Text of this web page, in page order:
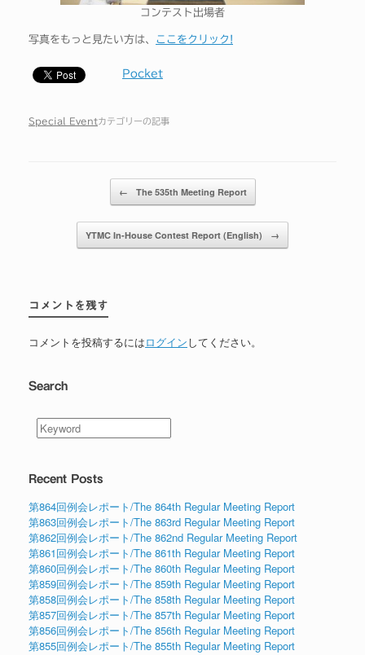
コンテスト出場者
写真をもっと見たい方は、 ここをクリック!
Pocket
Special Eventカテゴリーの記事
← The 535th Meeting Report
YTMC In-House Contest Report (English) →
コメントを残す
コメントを投稿するにはログインしてください。
Search
Recent Posts
第864回例会レポート/The 864th Regular Meeting Report
第863回例会レポート/The 863rd Regular Meeting Report
第862回例会レポート/The 862nd Regular Meeting Report
第861回例会レポート/The 861th Regular Meeting Report
第860回例会レポート/The 860th Regular Meeting Report
第859回例会レポート/The 859th Regular Meeting Report
第858回例会レポート/The 858th Regular Meeting Report
第857回例会レポート/The 857th Regular Meeting Report
第856回例会レポート/The 856th Regular Meeting Report
第855回例会レポート/The 855th Regular Meeting Report